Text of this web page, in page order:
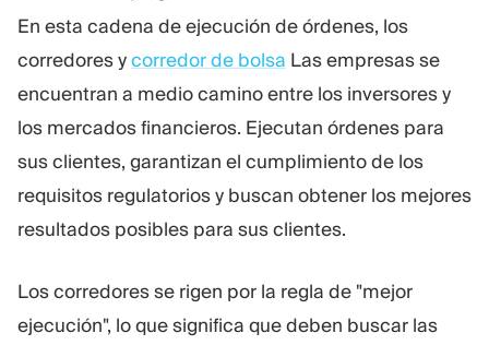
En esta cadena de ejecución de órdenes, los
corredores ycorredor de bolsa Las empresas se
encuentran a medio camino entre los inversores y
los mercados financieros. Ejecutan órdenes para
sus clientes, garantizan el cumplimiento de los
requisitos regulatorios y buscan obtener los mejores
resultados posibles para sus clientes.
Los corredores se rigen por la regla de "mejor
ejecución", lo que significa que deben buscar las